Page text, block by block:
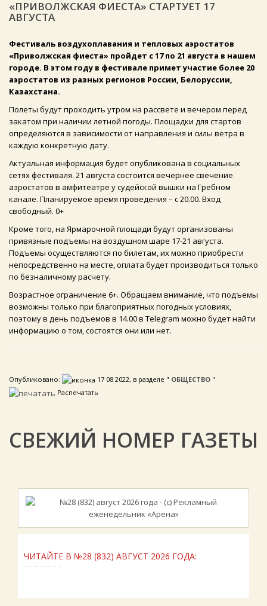
«ПРИВОЛЖСКАЯ ФИЕСТА» СТАРТУЕТ 17
АВГУСТА
Фестиваль воздухоплавания и тепловых аэростатов
«Приволжская фиеста» пройдет с 17 по 21 августа в нашем
городе. В этом году в фестивале примет участие более 20
аэростатов из разных регионов России, Белоруссии,
Казахстана.
Полеты будут проходить утром на рассвете и вечером перед
закатом при наличии летной погоды. Площадки для стартов
определяются в зависимости от направления и силы ветра в
каждую конкретную дату.
Актуальная информация будет опубликована в социальных
сетях фестиваля. 21 августа состоится вечернее свечение
аэростатов в амфитеатре у судейской вышки на Гребном
канале. Планируемое время проведения – с 20.00. Вход
свободный. 0+
Кроме того, на Ярмарочной площади будут организованы
привязные подъемы на воздушном шаре 17-21 августа.
Подъемы осуществляются по билетам, их можно приобрести
непосредственно на месте, оплата будет производиться только
по безналичному расчету.
Возрастное ограничение 6+. Обращаем внимание, что подъемы
возможны только при благоприятных погодных условиях,
поэтому в день подъемов в 14.00 в Telegram можно будет найти
информацию о том, состоятся они или нет.
Опубликовано: 17 08 2022, в разделе " ОБЩЕСТВО "
Распечатать
СВЕЖИЙ НОМЕР ГАЗЕТЫ
ЧИТАЙТЕ В №28 (832) АВГУСТ 2026 ГОДА: